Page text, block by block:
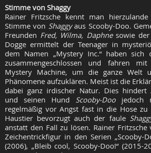
Stimme von Shaggy
Rainer Fritzsche kennt man
Stimme von Shaggyaus Scooby-Doo.
Freunden Fred, Wilma, Daphnesowie der
Dogge ermittelt der Teenager in
dem Namen „Mystery Inc.“ haben sich
zusammengeschlossen und fahren
Mystery Machine, um die ganze Welt
Phänomene aufzuklären. Meist ist die
dabei ganz irdischer Natur. Dies hindert
und seinen Hund Scooby-Doojedoch
regelmäßig vor Angst fast in die Hose zu
Haustier bevorzugt auch der faule
anstatt den Fall zu lösen. Rainer
Zeichentrickfigur in den Serien „Scooby-
(2006), „Bleib cool, Scooby-Doo!“ (2015-